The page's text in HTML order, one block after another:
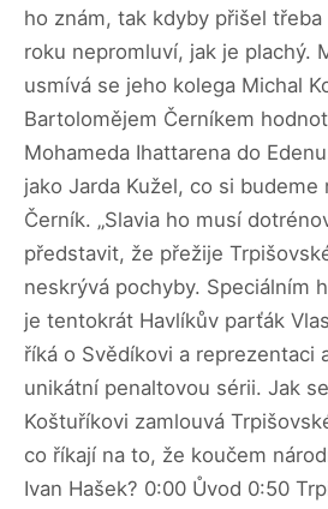
ho znám, tak kdyby přišel
roku nepromluví, jak je plachý.
usmívá se jeho kolega Michal
Bartolomějem Černíkem
Mohameda Ihattarena do
jako Jarda Kužel, co si budeme
Černík. „Slavia ho musí
představit, že přežije
neskrývá pochyby. Speciálním
je tentokrát Havlíkův parťák
říká o Svědíkovi a reprezentaci
unikátní penaltovou sérii. Jak
Koštuříkovi zamlouvá
co říkají na to, že koučem
Ivan Hašek? 0:00 Ůvod 0:50